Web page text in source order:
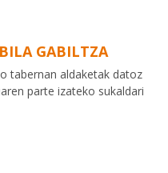
GABILTZA
tabernan aldaketak datoz
parte izateko sukaldari